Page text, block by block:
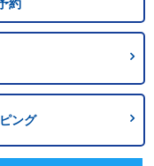
約
ング